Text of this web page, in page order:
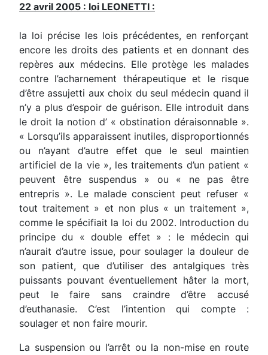
22 avril 2005 : loi LEONETTI :
la loi précise les lois précédentes, en renforçant
encore les droits des patients et en donnant des
repères aux médecins. Elle protège les malades
contre l’acharnement thérapeutique et le risque
d’être assujetti aux choix du seul médecin quand il
n’y a plus d’espoir de guérison. Elle introduit dans
le droit la notion d’ « obstination déraisonnable ».
« Lorsqu’ils apparaissent inutiles, disproportionnés
ou n’ayant d’autre effet que le seul maintien
artificiel de la vie », les traitements d’un patient «
peuvent être suspendus » ou « ne pas être
entrepris ». Le malade conscient peut refuser «
tout traitement » et non plus « un traitement »,
comme le spécifiait la loi du 2002. Introduction du
principe du « double effet » : le médecin qui
n’aurait d’autre issue, pour soulager la douleur de
son patient, que d’utiliser des antalgiques très
puissants pouvant éventuellement hâter la mort,
peut le faire sans craindre d’être accusé
d’euthanasie. C’est l’intention qui compte :
soulager et non faire mourir.
La suspension ou l’arrêt ou la non-mise en route